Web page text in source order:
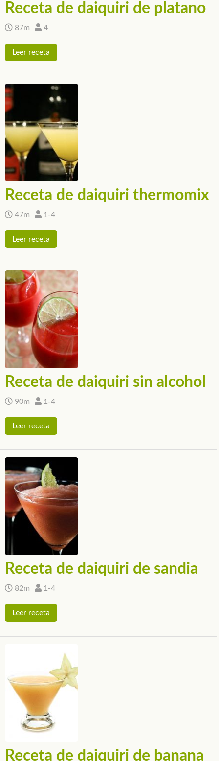
Receta de daiquiri de platano
87m 4
Leer receta
Receta de daiquiri thermomix
47m 1-4
Leer receta
Receta de daiquiri sin alcohol
90m 1-4
Leer receta
Receta de daiquiri de sandia
82m 1-4
Leer receta
Receta de daiquiri de banana